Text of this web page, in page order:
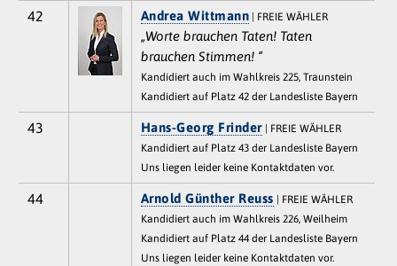
42 Andrea Wittmann | FREIE WÄHLER
„Worte brauchen Taten! Taten
brauchen Stimmen! “
Kandidiert auch im Wahlkreis 225, Traunstein
Kandidiert auf Platz 42 der Landesliste Bayern
43 Hans-Georg Frinder| FREIE WÄHLER
Kandidiert auf Platz 43 der Landesliste Bayern
Uns liegen leider keine Kontaktdaten vor.
44 Arnold Günther Reuss | FREIE WÄHLER
Kandidiert auch im Wahlkreis 226, Weilheim
Kandidiert auf Platz 44 der Landesliste Bayern
Uns liegen leider keine Kontaktdaten vor.